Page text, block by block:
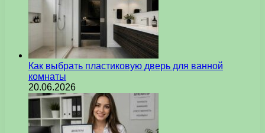
Как выбрать пластиковую дверь для ванной
комнаты
20.06.2026